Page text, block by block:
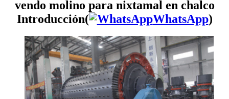
vendo molino para nixtamal en chalco
Introducción(
WhatsApp)